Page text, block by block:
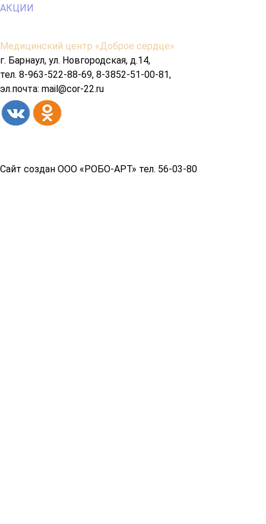
АКЦИИ
Содержимое
подвала
Медицинский центр «Доброе сердце»
г. Барнаул, ул. Новгородская, д.14,
тел. 8-963-522-88-69, 8-3852-51-00-81,
эл.почта: mail@cor-22.ru
Сайт создан ООО «РОБО-АРТ» тел. 56-03-80